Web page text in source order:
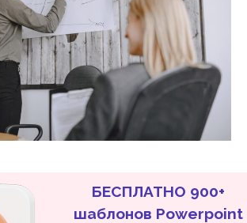
БЕСПЛАТНО 900+
шаблонов Powerpoint